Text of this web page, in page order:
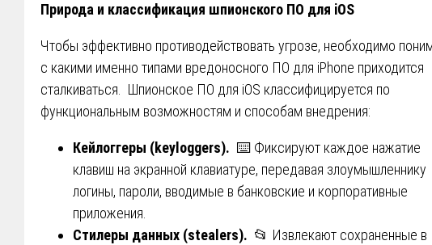
Природа и классификация шпионского ПО для iOS
Чтобы эффективно противодействовать угрозе, необходимо
с какими именно типами вредоносного ПО для iPhone приходится
сталкиваться. Шпионское ПО для iOS классифицируется по
функциональным возможностям и способам внедрения:
Кейлоггеры (keyloggers). ⌨️ Фиксируют каждое нажатие
клавиш на экранной клавиатуре, передавая злоумышленнику
логины, пароли, вводимые в банковские и корпоративные
приложения.
Стилеры данных (stealers). 📂 Извлекают сохраненные в